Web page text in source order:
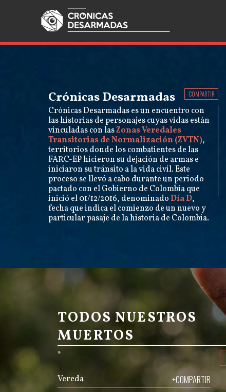
Crónicas Desarmadas
Crónicas Desarmadas es un encuentro con
las historias de personajes cuyas vidas están
vinculadas con lasZonas Veredales
Transitorias de Normalización (ZVTN),
territorios donde los combatientes de las
FARC-EP hicieron su dejación de armas e
iniciaron su tránsito a la vida civil. Este
proceso se llevó a cabo durante un periodo
pactado con el Gobierno de Colombia que
inició el 01/12/2016, denominadoDía D,
fecha que indica el comienzo de un nuevo y
particular pasaje de la historia de Colombia.
COMPARTIR
TODOS NUESTROS
MUERTOS
*
Vereda +COMPARTIR